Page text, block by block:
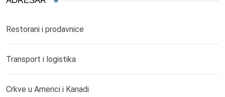
Restorani i prodavnice
Transport i logistika
Crkve u Americi i Kanadi